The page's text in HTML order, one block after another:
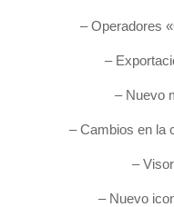
– Operadores
–
– Nuevo
– Cambios en la
–
– Nuevo